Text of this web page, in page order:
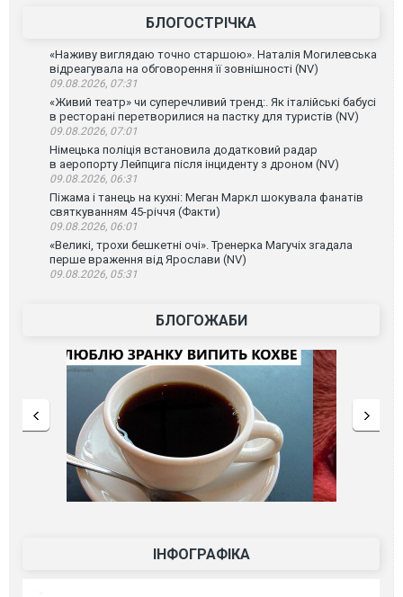
БЛОГОСТРІЧКА
«Наживу виглядаю точно старшою». Наталія Могилевська
відреагувала на обговорення її зовнішності (NV)
09.08.2026, 07:31
«Живий театр» чи суперечливий тренд:. Як італійські бабусі
в ресторані перетворилися на пастку для туристів (NV)
09.08.2026, 07:01
Німецька поліція встановила додатковий радар
в аеропорту Лейпцига після інциденту з дроном (NV)
09.08.2026, 06:31
Піжама і танець на кухні: Меган Маркл шокувала фанатів
святкуванням 45-річчя (Факти)
09.08.2026, 06:01
«Великі, трохи бешкетні очі». Тренерка Магучіх згадала
перше враження від Ярослави (NV)
09.08.2026, 05:31
БЛОГОЖАБИ
ІНФОГРАФІКА